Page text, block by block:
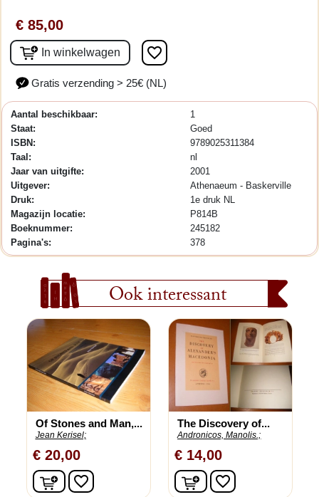
€ 85,00
In winkelwagen favorite_border
Gratis verzending > 25€ (NL)
Aantal beschikbaar:
1
Staat:
Goed
ISBN:
9789025311384
Taal:
nl
Jaar van uitgifte:
2001
Uitgever:
Athenaeum - Baskerville
Druk:
1e druk NL
Magazijn locatie:
P814B
Boeknummer:
245182
Pagina's:
378
Ook interessant
Of Stones and Man,...
Jean Kerisel;
€ 20,00
In winkelwagen
favorite_border
The Discovery of...
Andronicos, Manolis.;
€ 14,00
In winkelwagen
favorite_border